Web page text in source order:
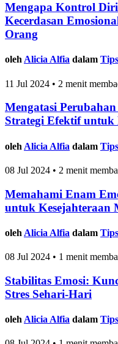
Mengapa Kontrol
Kecerdasan
Orang
oleh Alicia Alfia dalam
11 Jul 2024 • 2 menit
Mengatasi
Strategi Efektif untuk
oleh Alicia Alfia dalam
08 Jul 2024 • 2 menit
Memahami Enam
untuk Kesejahteraan
oleh Alicia Alfia dalam
08 Jul 2024 • 1 menit
Stabilitas Emosi:
Stres Sehari-Hari
oleh Alicia Alfia dalam